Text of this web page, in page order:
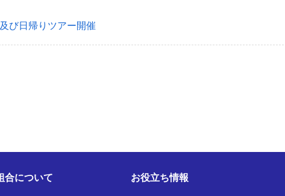
び日帰りツアー開催
合について お役立ち情報